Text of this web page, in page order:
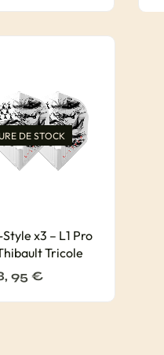
DE STOCK
x3 – L1 Pro
Tricole
95 €